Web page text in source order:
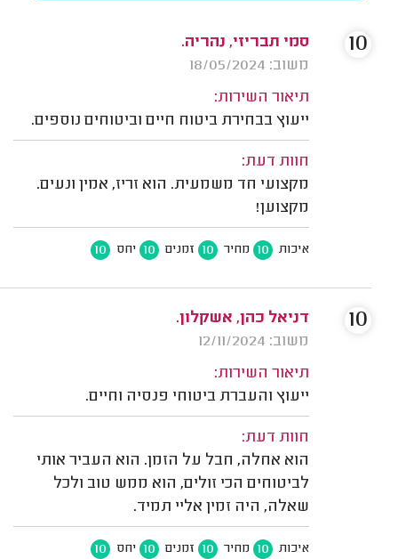
סמי תבריזי, נהריה.
משוב: 18/05/2024
תיאור השירות:
ייעוץ בבחירת ביטוח חיים וביטוחים נוספים.
חוות דעת:
מקצועי חד משמעית. הוא זריז, אמין ונעים.
מקצוען!
איכות 10 מחיר 10 זמנים 10 יחס 10
10
דניאל כהן, אשקלון.
משוב: 12/11/2024
תיאור השירות:
ייעוץ והעברת ביטוחי פנסיה וחיים.
חוות דעת:
הוא אחלה, חבל על הזמן. הוא העביר אותי
לביטוחים הכי זולים, הוא ממש טוב ולכל
שאלה, היה זמין אליי תמיד.
איכות 10 מחיר 10 זמנים 10 יחס 10
10